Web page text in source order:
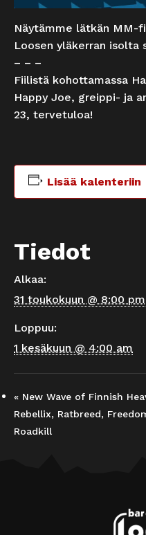
Näytämme lätkän MM-
Loosen yläkerran isolta
– – –
Fiilistä kohottamassa
Happy Joe, greippi- ja
23, tervetuloa!
Lisää kalenteriin
Tiedot
Alkaa:
31 toukokuun @ 8:00 pm
Loppuu:
1 kesäkuun @ 4:00 am
« New Wave of Finnish
Rebellix, Ratbreed,
Roadkill